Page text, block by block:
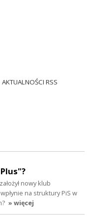
AKTUALNOŚCI RSS
nowy klub
na struktury PiS w
» więcej